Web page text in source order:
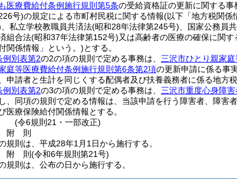
医療費給付条例施行規則第5条の受給資格証の更新に関する事
号)の規定による市町村民税に関する情報(以下「地方税関係
、私立学校教職員共済法(昭和28年法律第245号) 、国家公務員
組合法(昭和37年法律第152号)又は高齢者の医療の確保に関す
関係情報」という。)とする。
例別表第2の2の項の規則で定める事務は、 三沢市ひとり親家
庭等医療費給付条例施行規則第6条第2項の更新申請に係る事
申請者と生計を同じくする配偶者及び扶養義務者に係る地方
例別表第2の3の項の規則で定める事務は、 三沢市重度心身障
、同項の規則で定める情報は、当該申請を行う障害者、障
医療保険給付関係情報とする。
(令6規則21・一部改正)
附 則
規則は、平成28年1月1日から施行する。
附 則(令和6年規則第21号)
規則は、公布の日から施行する。